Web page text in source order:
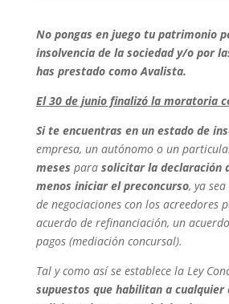
No pongas en juego tu patrimonio
insolvencia de la sociedad y/o por
has prestado como Avalista.
El 30 de junio finalizó la moratoria
Si te encuentras en un estado de
empresa, un autónomo o un
meses parasolicitar la declaración
menos iniciar el preconcurso, ya
de negociaciones con los acreedores
acuerdo de refinanciación, un
pagos (mediación concursal).
Tal y como así se establece la Ley
supuestos que habilitan a cualquier